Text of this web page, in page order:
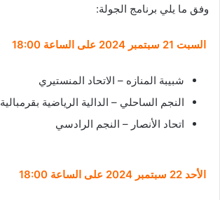
وفق ما يلي برنامج الجولة:
السبت 21 سبتمبر 2024 على الساعة 18:00
شبيبة المنازه – الاتحاد المنستيري
النجم الساحلي – الدالية الرياضية بقرمبالية
اتحاد الأنصار – النجم الرادسي
الأحد 22 سبتمبر 2024 على الساعة 18:00